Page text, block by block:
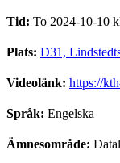
Tid: To 2024-10-10
Plats: D31,
Videolänk: https://
Språk: Engelska
Ämnesområde: